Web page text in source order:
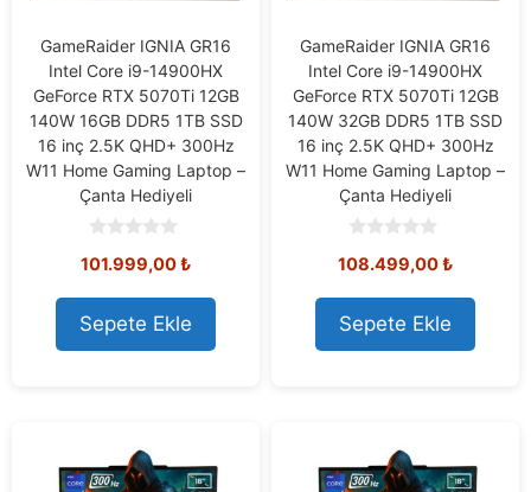
GameRaider IGNIA GR16
Intel Core i9-14900HX
GeForce RTX 5070Ti 12GB
140W 16GB DDR5 1TB SSD
16 inç 2.5K QHD+ 300Hz
W11 Home Gaming Laptop –
Çanta Hediyeli
o
t
o
f
5
101.999,00₺
Sepete Ekle
GameRaider IGNIA GR16
Intel Core i9-14900HX
GeForce RTX 5070Ti 12GB
140W 32GB DDR5 1TB SSD
16 inç 2.5K QHD+ 300Hz
W11 Home Gaming Laptop –
Çanta Hediyeli
o
t
o
f
5
108.499,00₺
Sepete Ekle